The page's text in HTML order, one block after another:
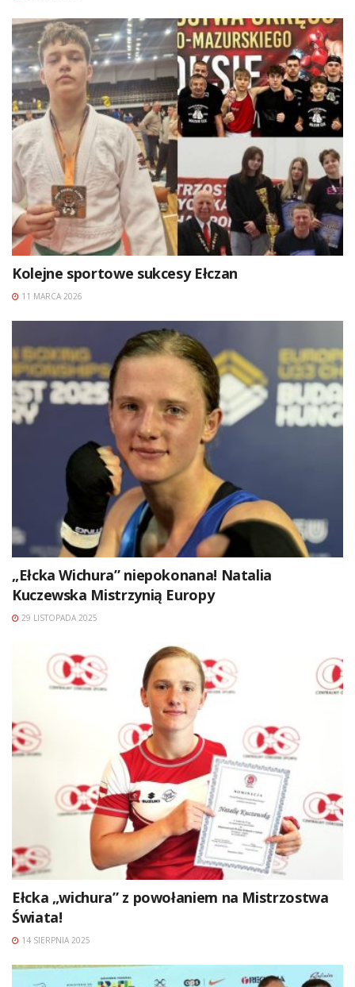
Kolejne sportowe sukcesy Ełczan
11 MARCA 2026
„Ełcka Wichura” niepokonana! Natalia
Kuczewska Mistrzynią Europy
29 LISTOPADA 2025
Ełcka „wichura” z powołaniem na Mistrzostwa
Świata!
14 SIERPNIA 2025